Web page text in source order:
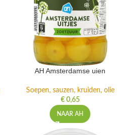
AH Amsterdamse uien
Soepen, sauzen, kruiden, olie
€0,65
NAAR AH